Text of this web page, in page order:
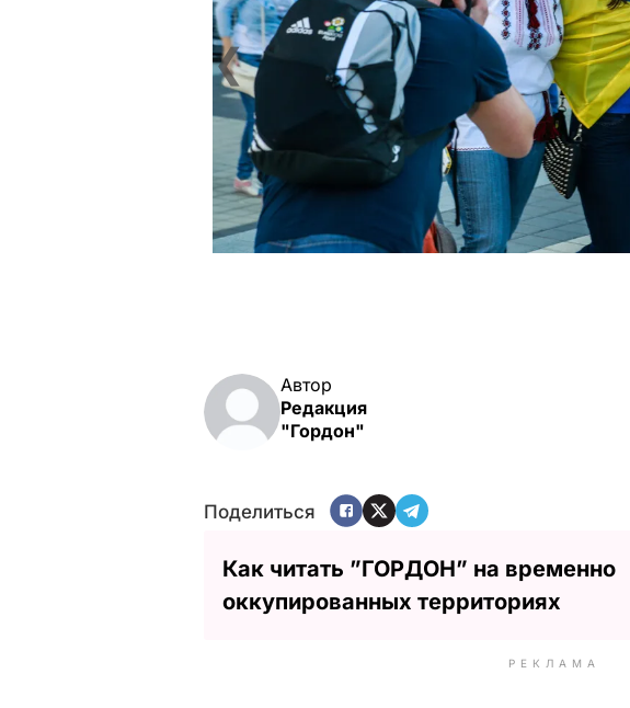
❮
Автор
Редакция
"Гордон"
Поделиться
Как читать ”ГОРДОН” на временно
оккупированных территориях
РЕКЛАМА